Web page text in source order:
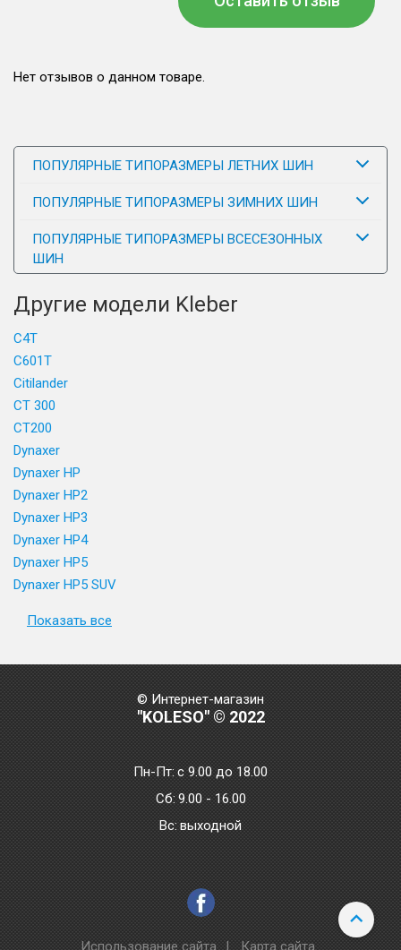
Нет отзывов о данном товаре.
ПОПУЛЯРНЫЕ ТИПОРАЗМЕРЫ ЛЕТНИХ ШИН
ПОПУЛЯРНЫЕ ТИПОРАЗМЕРЫ ЗИМНИХ ШИН
ПОПУЛЯРНЫЕ ТИПОРАЗМЕРЫ ВСЕСЕЗОННЫХ
ШИН
Другие модели Kleber
C4T
C601T
Citilander
CT 300
CT200
Dynaxer
Dynaxer HP
Dynaxer HP2
Dynaxer HP3
Dynaxer HP4
Dynaxer HP5
Dynaxer HP5 SUV
Показать все
© Интернет-магазин
"KOLESO" © 2022
Пн-Пт:с 9.00 до 18.00
Сб: 9.00 - 16.00
Bc: выходной
Использование сайта | Карта сайта